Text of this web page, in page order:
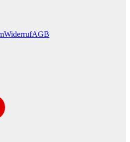
WiderrufAGB